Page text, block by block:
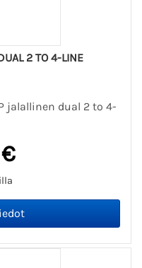
2 TO 4-LINE
jalallinen dual 2 to 4-